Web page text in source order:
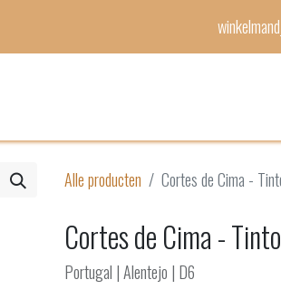
Alle producten Cortes de Cima -
Cortes de Cima -
Portugal | Alentejo | D6